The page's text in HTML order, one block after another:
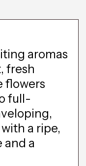
aromas
fresh
flowers
full-
a ripe,
and a